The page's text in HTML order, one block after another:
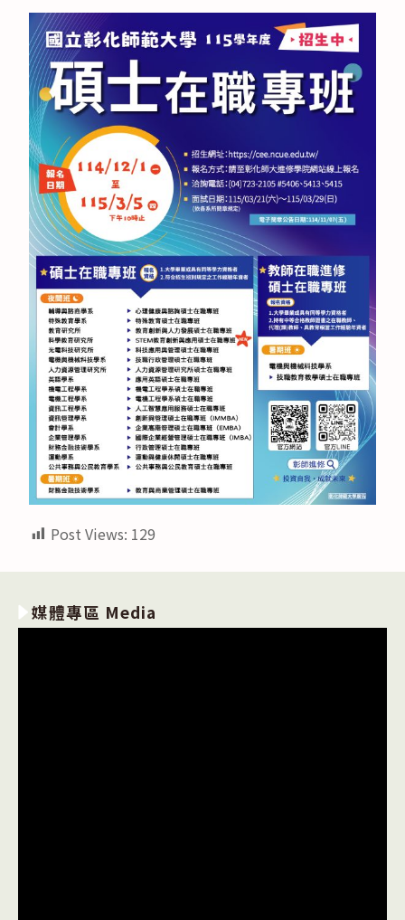
Post Views: 129
媒體專區 Media